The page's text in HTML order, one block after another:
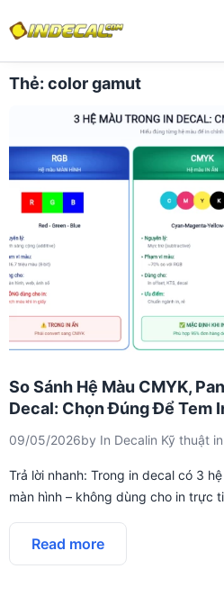
Thẻ: color gamut
So Sánh Hệ Màu CMYK,
Decal: Chọn Đúng Để Tem
09/05/2026by In Decalin Kỹ thuật
Trả lời nhanh: Trong in decal có 3
màn hình – không dùng cho in trực
Read more